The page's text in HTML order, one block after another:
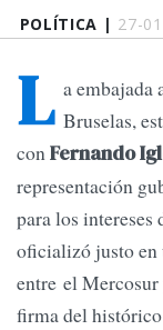
POLÍTICA | 27-
L a embajada
Bruselas,
conFernando
representación
para los
oficializó justo en
entre el Mercosur
firma del